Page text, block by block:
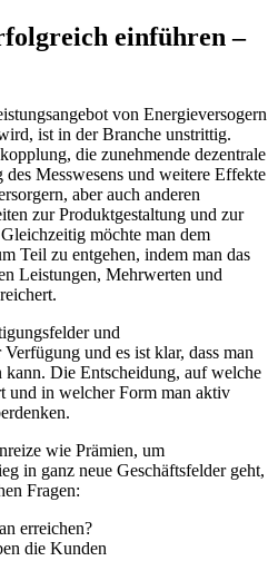
einführen –
von Energieversogern
ist in der Branche unstrittig.
die zunehmende dezentrale
Messwesens und weitere Effekte
aber auch anderen
zur Produktgestaltung und zur
möchte man dem
Teil zu entgehen, indem man das
Leistungen, Mehrwerten und
und
und es ist klar, dass man
kann. Die Entscheidung, auf welche
und in welcher Form man aktiv
wie Prämien, um
in ganz neue Geschäftsfelder geht,
Fragen:
erreichen?
die Kunden